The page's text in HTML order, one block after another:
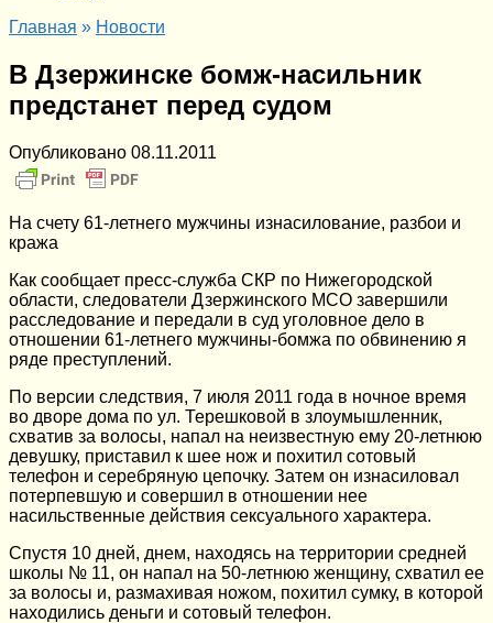
Главная » Новости
В Дзержинске бомж-насильник
предстанет перед судом
Опубликовано 08.11.2011
На счету 61-летнего мужчины изнасилование, разбои и
кража
Как сообщает пресс-служба СКР по Нижегородской
области, следователи Дзержинского МСО завершили
расследование и передали в суд уголовное дело в
отношении 61-летнего мужчины-бомжа по обвинению я
ряде преступлений.
По версии следствия, 7 июля 2011 года в ночное время
во дворе дома по ул. Терешковой в злоумышленник,
схватив за волосы, напал на неизвестную ему 20-летнюю
девушку, приставил к шее нож и похитил сотовый
телефон и серебряную цепочку. Затем он изнасиловал
потерпевшую и совершил в отношении нее
насильственные действия сексуального характера.
Спустя 10 дней, днем, находясь на территории средней
школы № 11, он напал на 50-летнюю женщину, схватил ее
за волосы и, размахивая ножом, похитил сумку, в которой
находились деньги и сотовый телефон.